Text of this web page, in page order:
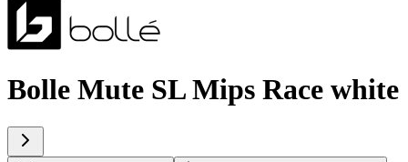
Bolle Mute SL Mips Race white